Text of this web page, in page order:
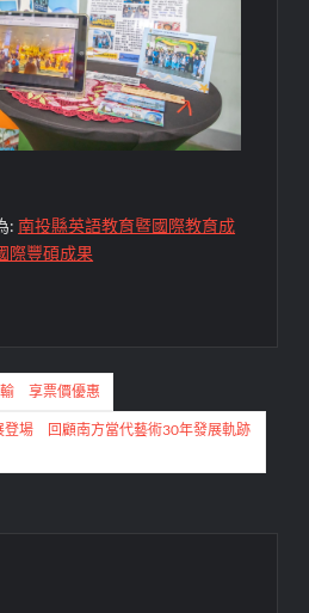
:南投縣英語教育暨國際教育成
際豐碩成果
輸 享票價優惠
登場 回顧南方當代藝術30年發展軌跡